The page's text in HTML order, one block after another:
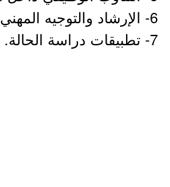
6- الإرشاد والتوجيه المهني.
7- تطبيقات دراسة الحالة.